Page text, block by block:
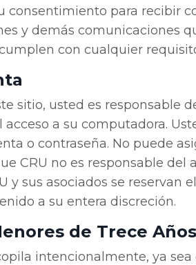
consentimiento para recibir
y demás comunicaciones
con cualquier
sitio, usted es responsable
acceso a su computadora.
o contraseña. No puede
CRU no es responsable
y sus asociados se
a su entera discreción.
de Trece Años
intencionalmente, ya